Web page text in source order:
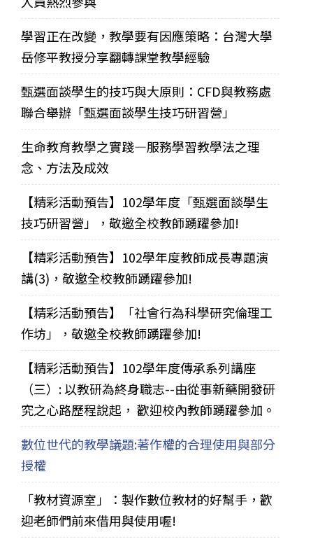
學習正在改變，教學要有因應策略：台灣大學
岳修平教授分享翻轉課堂教學經驗
甄選面談學生的技巧與大原則：CFD與教務處
聯合舉辦「甄選面談學生技巧研習營」
生命教育教學之實踐—服務學習教學法之理
念、方法及成效
【精彩活動預告】102學年度「甄選面談學生
技巧研習營」，敬邀全校教師踴躍參加!
【精彩活動預告】102學年度教師成長專題演
講(3)，敬邀全校教師踴躍參加!
【精彩活動預告】「社會行為科學研究倫理工
作坊」，敬邀全校教師踴躍參加!
【精彩活動預告】102學年度傳承系列講座
（三）: 以教研為終身職志--由從事新藥開發研
究之心路歷程說起， 歡迎校內教師踴躍參加。
數位世代的教學議題:著作權的合理使用與部分
授權
「教材資源室」：製作數位教材的好幫手，歡
迎老師們前來借用與使用喔!